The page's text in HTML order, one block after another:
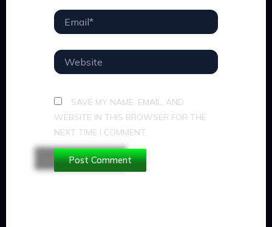
EMAIL*
WEBSITE
SAVE MY NAME, EMAIL, AND
WEBSITE IN THIS BROWSER FOR THE
NEXT TIME I COMMENT.